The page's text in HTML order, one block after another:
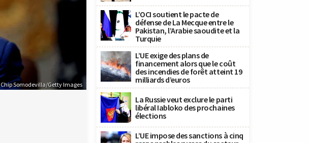
Chip Somodevilla/Getty Images
L’OCI soutient le pacte de
défense de La Mecque entre le
Pakistan, l’Arabie saoudite et la
Turquie
L’UE exige des plans de
financement alors que le coût
des incendies de forêt atteint 19
milliards d’euros
La Russie veut exclure le parti
libéral Iabloko des prochaines
élections
L’UE impose des sanctions à cinq